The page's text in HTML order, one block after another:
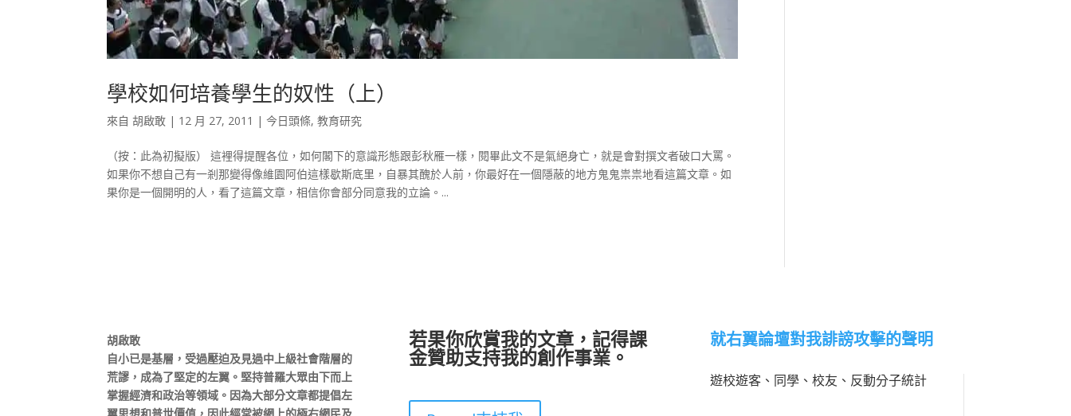
學校如何培養學生的奴性（上）
來自胡啟敢 | 12 月 27, 2011 |今日頭條,教育研究
（按：此為初擬版） 這裡得提醒各位，如何閣下的意識形態跟彭秋雁一樣，閱畢此文不是氣絕身亡，就是會對撰文者破口大罵。
如果你不想自己有一剎那變得像維園阿伯這樣歇斯底里，自暴其醜於人前，你最好在一個隱蔽的地方鬼鬼祟祟地看這篇文章。如
果你是一個開明的人，看了這篇文章，相信你會部分同意我的立論。...
胡啟敢
自小已是基層，受過壓迫及見過中上級社會階層的
荒謬，成為了堅定的左翼。堅持普羅大眾由下而上
掌握經濟和政治等領域。因為大部分文章都提倡左
若果你欣賞我的文章，記得課
金贊助支持我的創作事業。
就右翼論壇對我誹謗攻擊的聲明
遊校遊客、同學、校友、反動分子統計